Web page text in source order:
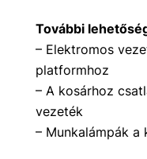
További
– Elektromos
platformhoz
– A kosárhoz
vezeték
– Munkalámpák a